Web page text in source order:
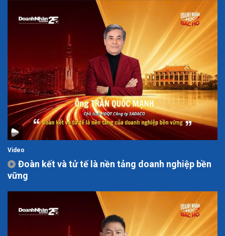
Video
Đoàn kết và tử tế là nền tảng doanh nghiệp bền
vững